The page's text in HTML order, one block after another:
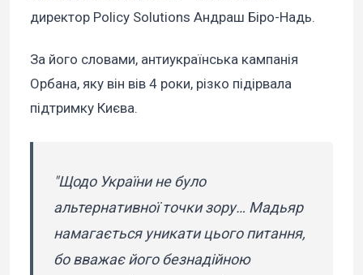
директор Policy Solutions Андраш Біро-Надь.
За його словами, антиукраїнська кампанія
Орбана, яку він вів 4 роки, різко підірвала
підтримку Києва.
"Щодо України не було
альтернативної точки зору… Мадьяр
намагається уникати цього питання,
бо вважає його безнадійною